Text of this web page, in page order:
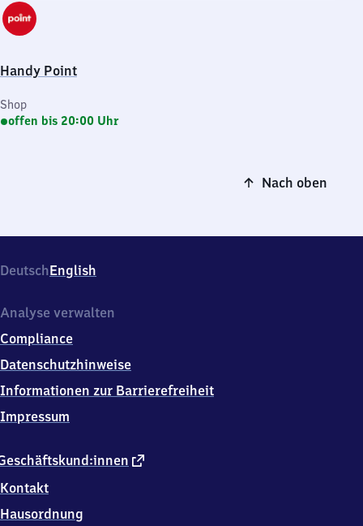
Handy Point
Shop
offen bis 20:00 Uhr
Nach oben
DeutschEnglish
externer
Kontakt
Hausordnung
Analyse verwalten
Compliance
Datenschutzhinweise
Informationen zur Barrierefreiheit
Impressum